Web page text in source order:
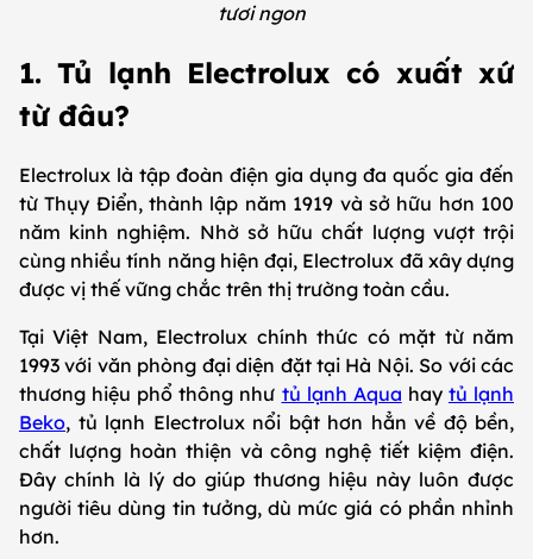
tươi ngon
1. Tủ lạnh Electrolux có xuất xứ
từ đâu?
Electrolux là tập đoàn điện gia dụng đa quốc gia đến
từ Thụy Điển, thành lập năm 1919 và sở hữu hơn 100
năm kinh nghiệm. Nhờ sở hữu chất lượng vượt trội
cùng nhiều tính năng hiện đại, Electrolux đã xây dựng
được vị thế vững chắc trên thị trường toàn cầu.
Tại Việt Nam, Electrolux chính thức có mặt từ năm
1993 với văn phòng đại diện đặt tại Hà Nội. So với các
thương hiệu phổ thông như tủ lạnh Aqua hay tủ lạnh
Beko, tủ lạnh Electrolux nổi bật hơn hẳn về độ bền,
chất lượng hoàn thiện và công nghệ tiết kiệm điện.
Đây chính là lý do giúp thương hiệu này luôn được
người tiêu dùng tin tưởng, dù mức giá có phần nhỉnh
hơn.